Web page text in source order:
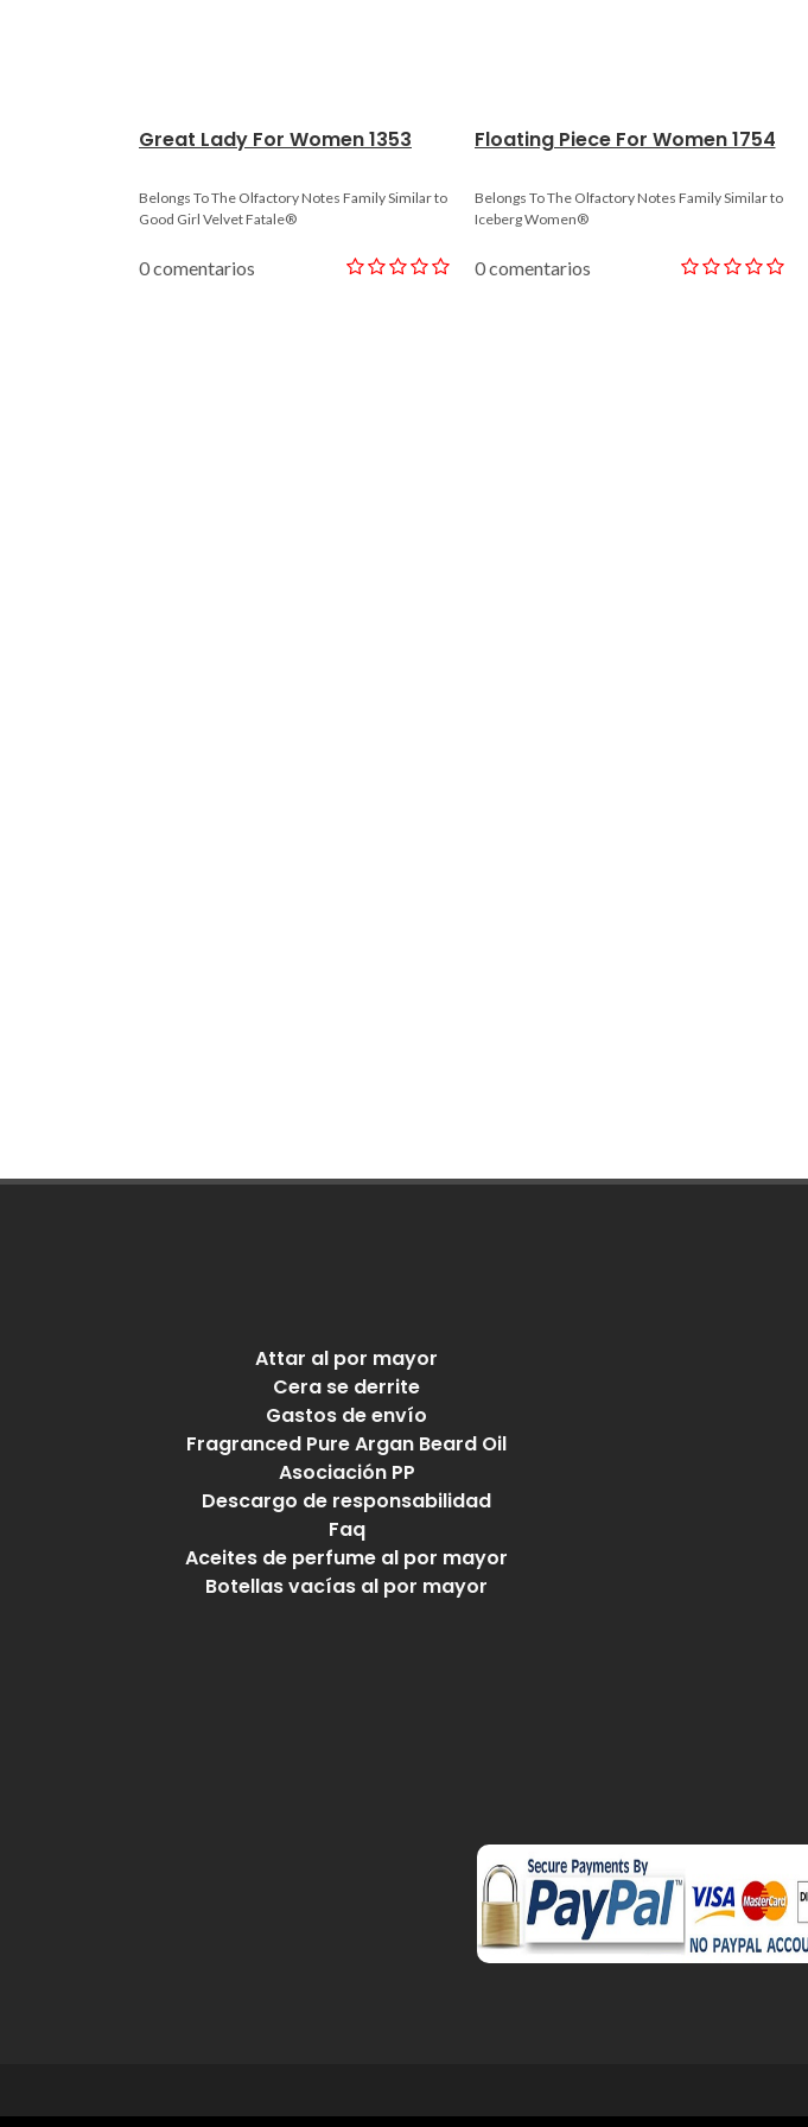
Great Lady For Women 1353
Belongs To The Olfactory Notes Family Similar to
Good Girl Velvet Fatale®
0 comentarios
Floating Piece For Women 1754
Belongs To The Olfactory Notes Family Similar to
Iceberg Women®
0 comentarios
Attar al por mayor
Cera se derrite
Gastos de envío
Fragranced Pure Argan Beard Oil
Asociación PP
Descargo de responsabilidad
Faq
Aceites de perfume al por mayor
Botellas vacías al por mayor